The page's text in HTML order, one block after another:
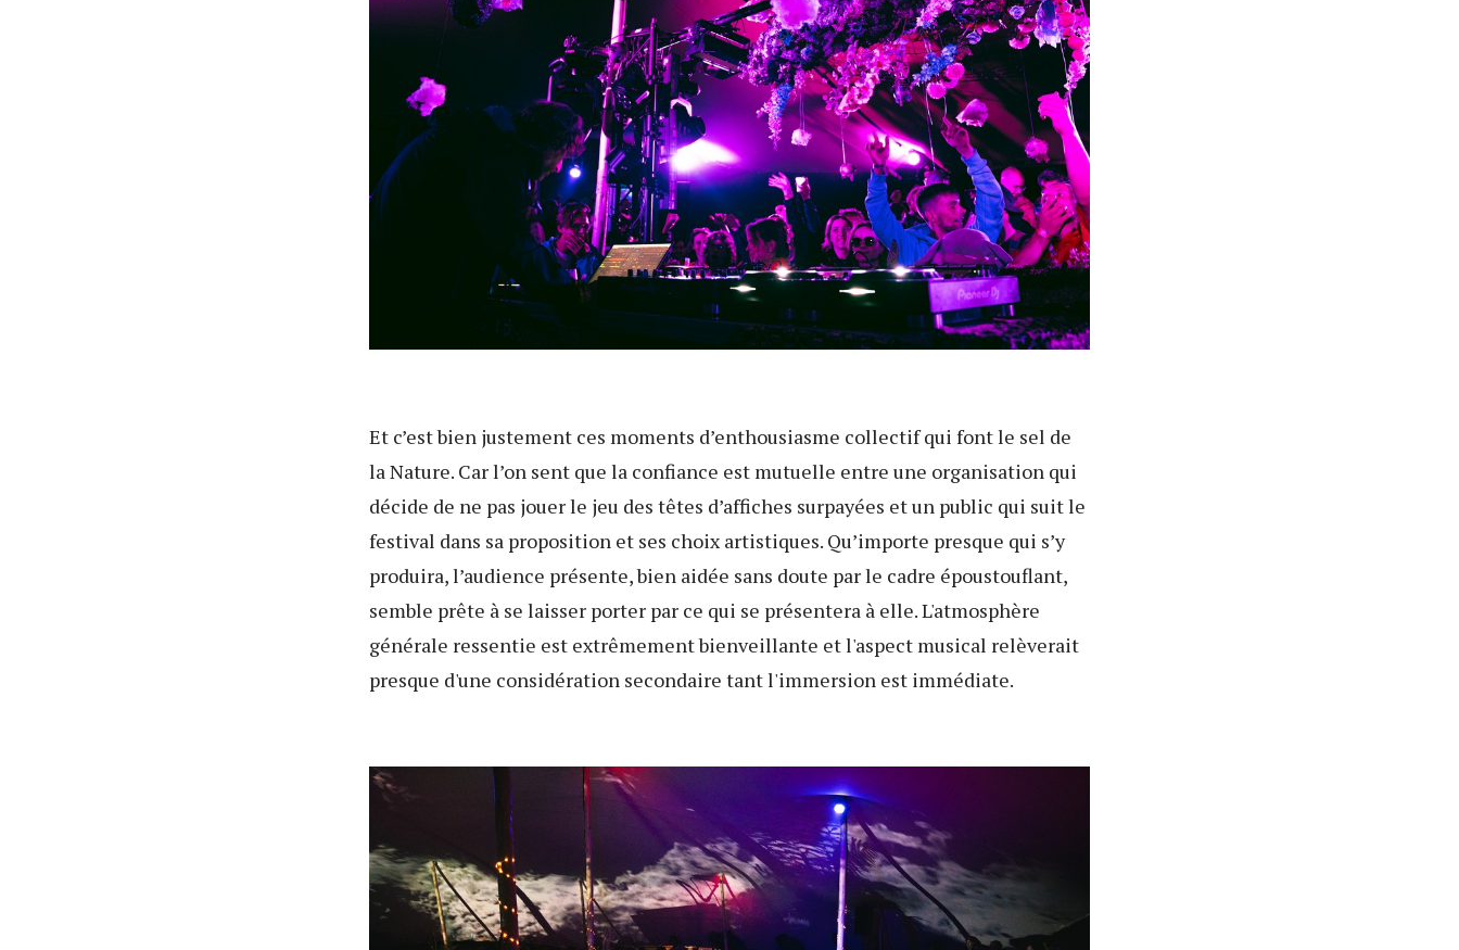
Et c’est bien justement ces moments d’enthousiasme collectif qui font le sel de
la Nature. Car l’on sent que la confiance est mutuelle entre une organisation qui
décide de ne pas jouer le jeu des têtes d’affiches surpayées et un public qui suit le
festival dans sa proposition et ses choix artistiques. Qu’importe presque qui s’y
produira, l’audience présente, bien aidée sans doute par le cadre époustouflant,
semble prête à se laisser porter par ce qui se présentera à elle. L'atmosphère
générale ressentie est extrêmement bienveillante et l'aspect musical relèverait
presque d'une considération secondaire tant l'immersion est immédiate.